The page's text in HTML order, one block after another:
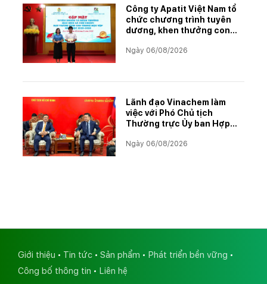
Công ty Apatit Việt Nam tổ
chức chương trình tuyên
dương, khen thưởng con
học tập xuất sắc năm học
Ngày 06/08/2026
Lãnh đạo Vinachem làm
việc với Phó Chủ tịch
Thường trực Ủy ban Hợp
đẩy triển khai Dự án Kali
Ngày 06/08/2026
Giới thiệu Tin tức Sản phẩm
Phát triển bền vững
Công bố thông tin
Liên hệ